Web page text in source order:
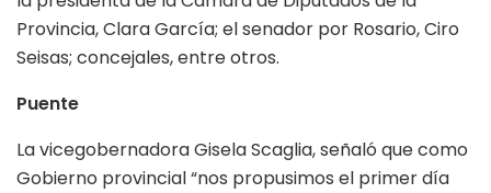
Provincia, Clara García; el senador por Rosario, Ciro
Seisas; concejales, entre otros.
Puente
La vicegobernadora Gisela Scaglia, señaló que como
Gobierno provincial “nos propusimos el primer día